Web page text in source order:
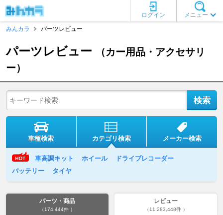
メニュー
ログイン
みんカラ
パーツレビュー
パーツレビュー
（カー用品・アクセサリ
ー）
車種検索 カテゴリ検索 メーカー検索
車高調キット ホイール
ドライブレコーダー
バッテリー
タイヤ
パーツ・商品
（174,444件 ）
レビュー
（11,283,448件 ）